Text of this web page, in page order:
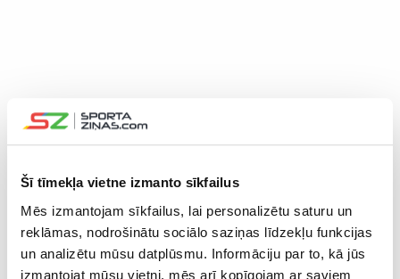
Šī tīmekļa vietne izmanto sīkfailus
Mēs izmantojam sīkfailus, lai personalizētu saturu un
reklāmas, nodrošinātu sociālo saziņas līdzekļu funkcijas
un analizētu mūsu datplūsmu. Informāciju par to, kā jūs
izmantojat mūsu vietni, mēs arī kopīgojam ar saviem
29.11.2022 09:54
Pļaviņš/Samoilovs “Elite 16” turnīrā